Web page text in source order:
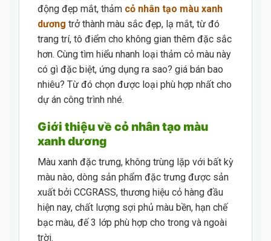
động đẹp mắt, thảm cỏ nhân tạo màu xanh
dương trở thành màu sắc đẹp, lạ mắt, từ đó
trang trí, tô điểm cho không gian thêm đặc sắc
hơn. Cùng tìm hiểu nhanh loại thảm cỏ màu này
có gì đặc biệt, ứng dụng ra sao? giá bán bao
nhiêu? Từ đó chọn được loại phù hợp nhất cho
dự án công trình nhé.
Giới thiệu về cỏ nhân tạo màu
xanh dương
Màu xanh đặc trưng, không trùng lặp với bất kỳ
màu nào, dòng sản phẩm đặc trưng được sản
xuất bởi CCGRASS, thương hiệu cỏ hàng đầu
hiện nay, chất lượng sợi phủ màu bền, hạn chế
bạc màu, đế 3 lớp phù hợp cho trong và ngoài
trời.